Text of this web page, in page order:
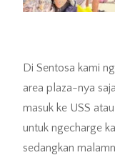
Di Sentosa kami
area plaza-nya
masuk ke USS
untuk ngecharge
sedangkan